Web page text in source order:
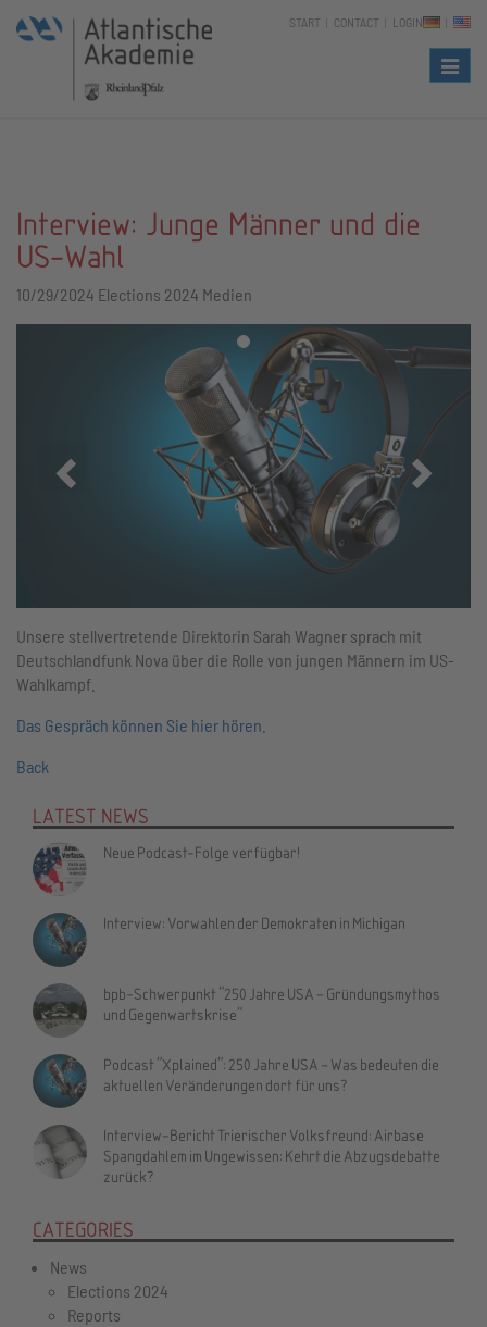
START CONTACT LOGIN
Interview: Junge Männer und die
US-Wahl
10/29/2024 Elections 2024 Medien
Zurück Vor
Unsere stellvertretende Direktorin Sarah Wagner sprach mit
Deutschlandfunk Nova über die Rolle von jungen Männern im US-
Wahlkampf.
Das Gespräch können Sie hier hören.
Back
LATEST NEWS
Neue Podcast-Folge verfügbar!
Interview: Vorwahlen der Demokraten in Michigan
bpb-Schwerpunkt "250 Jahre USA – Gründungsmythos
und Gegenwartskrise"
Podcast "Xplained": 250 Jahre USA – Was bedeuten die
aktuellen Veränderungen dort für uns?
Interview-Bericht Trierischer Volksfreund: Airbase
Spangdahlem im Ungewissen: Kehrt die Abzugsdebatte
zurück?
CATEGORIES
News
Elections 2024
Reports